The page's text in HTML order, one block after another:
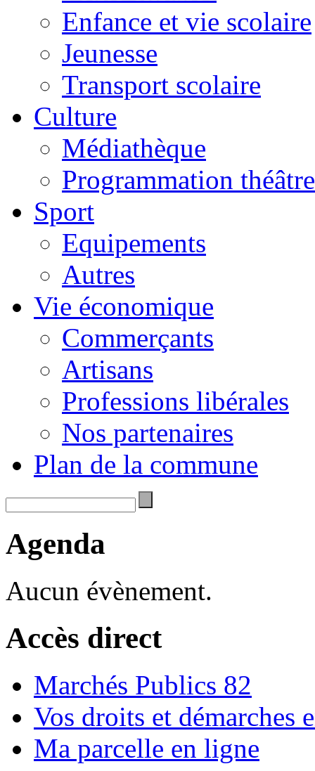
Enfance et vie scolaire
Jeunesse
Transport scolaire
Culture
Médiathèque
Programmation théâtre
Sport
Equipements
Autres
Vie économique
Commerçants
Artisans
Professions libérales
Nos partenaires
Plan de la commune
Agenda
Aucun évènement.
Accès direct
Marchés Publics 82
Vos droits et démarches
Ma parcelle en ligne